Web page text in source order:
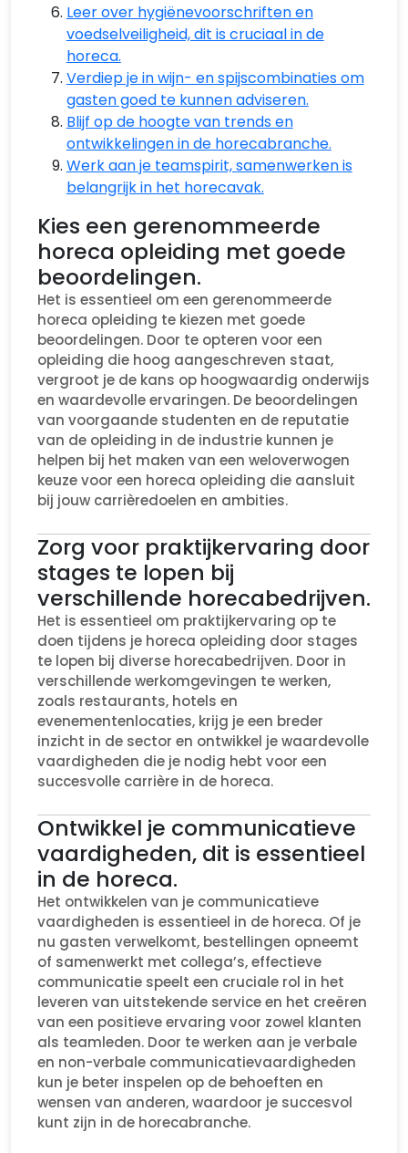
Leer over hygiënevoorschriften en
voedselveiligheid, dit is cruciaal in de
horeca.
Verdiep je in wijn- en spijscombinaties om
gasten goed te kunnen adviseren.
Blijf op de hoogte van trends en
ontwikkelingen in de horecabranche.
Werk aan je teamspirit, samenwerken is
belangrijk in het horecavak.
Kies een gerenommeerde
horeca opleiding met goede
beoordelingen.
Het is essentieel om een gerenommeerde
horeca opleiding te kiezen met goede
beoordelingen. Door te opteren voor een
opleiding die hoog aangeschreven staat,
vergroot je de kans op hoogwaardig onderwijs
en waardevolle ervaringen. De beoordelingen
van voorgaande studenten en de reputatie
van de opleiding in de industrie kunnen je
helpen bij het maken van een weloverwogen
keuze voor een horeca opleiding die aansluit
bij jouw carrièredoelen en ambities.
Zorg voor praktijkervaring door
stages te lopen bij
verschillende horecabedrijven.
Het is essentieel om praktijkervaring op te
doen tijdens je horeca opleiding door stages
te lopen bij diverse horecabedrijven. Door in
verschillende werkomgevingen te werken,
zoals restaurants, hotels en
evenementenlocaties, krijg je een breder
inzicht in de sector en ontwikkel je waardevolle
vaardigheden die je nodig hebt voor een
succesvolle carrière in de horeca.
Ontwikkel je communicatieve
vaardigheden, dit is essentieel
in de horeca.
Het ontwikkelen van je communicatieve
vaardigheden is essentieel in de horeca. Of je
nu gasten verwelkomt, bestellingen opneemt
of samenwerkt met collega’s, effectieve
communicatie speelt een cruciale rol in het
leveren van uitstekende service en het creëren
van een positieve ervaring voor zowel klanten
als teamleden. Door te werken aan je verbale
en non-verbale communicatievaardigheden
kun je beter inspelen op de behoeften en
wensen van anderen, waardoor je succesvol
kunt zijn in de horecabranche.